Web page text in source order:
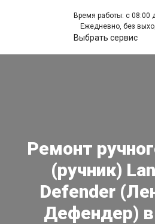
Время работы: с 08:00
Ежедневно, без
Выбрать сервис
Ремонт
(ручник)
Defender
Дефендер)